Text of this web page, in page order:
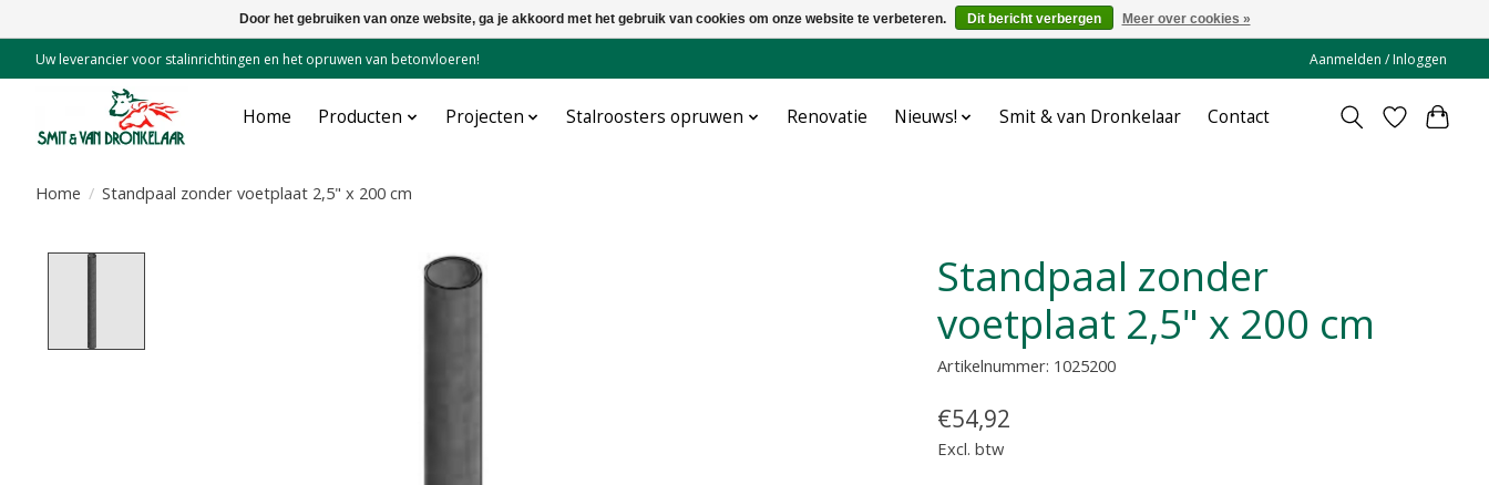
Uw leverancier voor stalinrichtingen en het opruwen van betonvloeren! Aanmelden / Inloggen
Home Producten Projecten Stalroosters opruwen Renovatie Nieuws! Smit & van Dronkelaar Contact
Home / Standpaal zonder voetplaat 2,5" x 200 cm
Product image slideshow Items
Standpaal zonder
voetplaat 2,5" x 200 cm
Artikelnummer: 1025200
€54,92
Excl. btw
Door het gebruiken van onze website, ga je akkoord met het gebruik van cookies om onze website te verbeteren. Dit bericht verbergen Meer over cookies »